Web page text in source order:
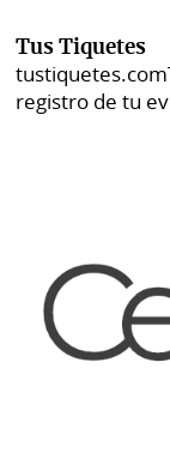
Tus Tiquetes
tustiquetes.com
registro de tu